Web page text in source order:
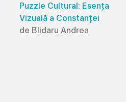
Puzzle Cultural: Esența
Vizuală a Constanței
de Blidaru Andrea